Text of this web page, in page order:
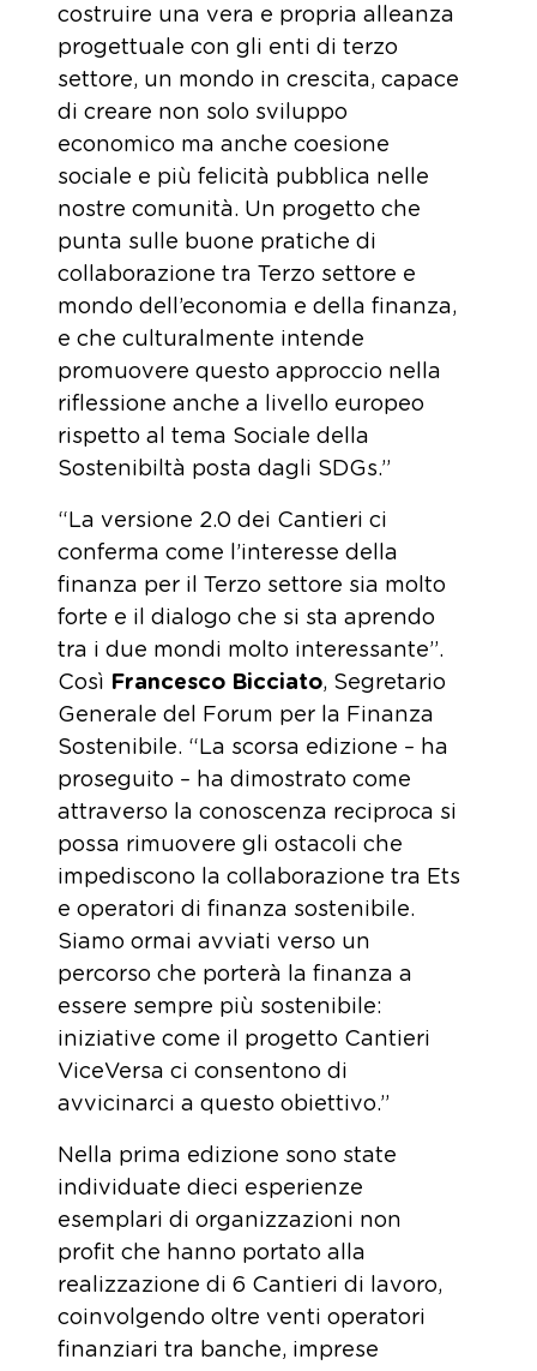
costruire una vera e propria alleanza
progettuale con gli enti di terzo
settore, un mondo in crescita, capace
di creare non solo sviluppo
economico ma anche coesione
sociale e più felicità pubblica nelle
nostre comunità. Un progetto che
punta sulle buone pratiche di
collaborazione tra Terzo settore e
mondo dell’economia e della finanza,
e che culturalmente intende
promuovere questo approccio nella
riflessione anche a livello europeo
rispetto al tema Sociale della
Sostenibiltà posta dagli SDGs.”
“La versione 2.0 dei Cantieri ci
conferma come l’interesse della
finanza per il Terzo settore sia molto
forte e il dialogo che si sta aprendo
tra i due mondi molto interessante”.
Così Francesco Bicciato, Segretario
Generale del Forum per la Finanza
Sostenibile. “La scorsa edizione – ha
proseguito – ha dimostrato come
attraverso la conoscenza reciproca si
possa rimuovere gli ostacoli che
impediscono la collaborazione tra Ets
e operatori di finanza sostenibile.
Siamo ormai avviati verso un
percorso che porterà la finanza a
essere sempre più sostenibile:
iniziative come il progetto Cantieri
ViceVersa ci consentono di
avvicinarci a questo obiettivo.”
Nella prima edizione sono state
individuate dieci esperienze
esemplari di organizzazioni non
profit che hanno portato alla
realizzazione di 6 Cantieri di lavoro,
coinvolgendo oltre venti operatori
finanziari tra banche, imprese